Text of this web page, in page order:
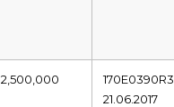
2,500,000
21.06.2017